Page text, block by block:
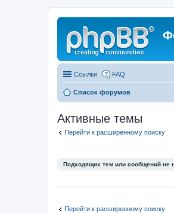
Ссылки FAQ
Список форумов
Активные темы
Перейти к расширенному поиску
Подходящих тем или сообщений не
Перейти к расширенному поиску